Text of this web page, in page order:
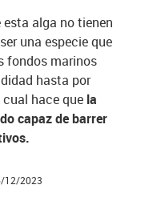
alga no tienen
una especie que
fondos marinos
hasta por
hace que la
capaz de barrer
12/2023